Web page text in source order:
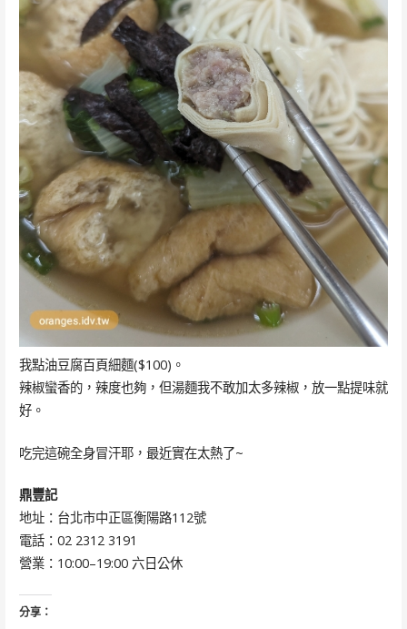
我點油豆腐百頁細麵($100)。
辣椒蠻香的，辣度也夠，但湯麵我不敢加太多辣椒，放一點提味就
好。
吃完這碗全身冒汗耶，最近實在太熱了~
鼎豐記
地址：台北市中正區衡陽路112號
電話：02 2312 3191
營業：10:00–19:00 六日公休
分享：